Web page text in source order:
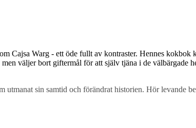
om Cajsa Warg - ett öde fullt av kontraster. Hennes
väljer bort giftermål för att själv tjäna i de välbärgade
sin samtid och förändrat historien. Hör levande